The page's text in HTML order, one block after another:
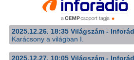
2025.12.26. 18:35 Világszám -
Karácsony a világban I.
2025.12.27. 10:05 Világszám -